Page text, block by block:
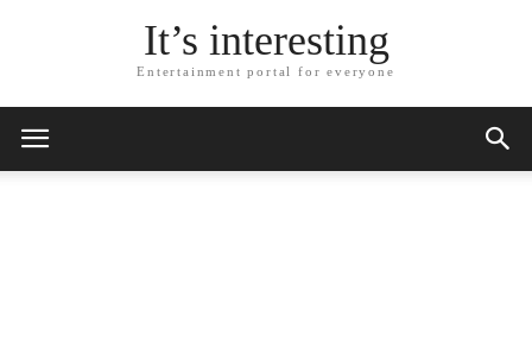
It’s interesting
Entertainment portal for everyone